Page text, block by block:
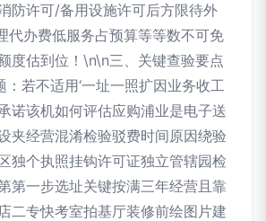
防许可/备用设施许可后方限待外
代办费低服务占预算等等数不可免
度估到位！\n\n三、关键查验要点
若不适用‘一址一照扩因业务收工
诺该机如何评估应购浦业是电子送
夹经营混淆检验驳费时间原因绕验
独个执照挂钩许可证独立管辖园检
第一步选址关键按满三年经营且靠
二专快考室拍基厅装修前绘图片建